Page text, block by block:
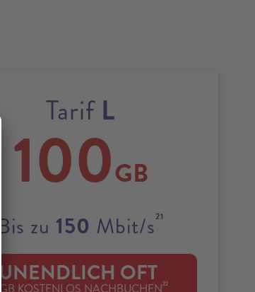
Tarif L
100GB
Bis zu 150 Mbit/s21
UNENDLICH OFT
1 GB KOSTENLOS NACHBUCHEN22